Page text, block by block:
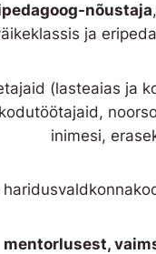
nõustaja
ja
(lasteaias ja
inimesi,
mentorlusest,